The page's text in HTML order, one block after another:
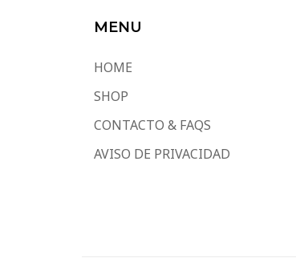
MENU
HOME
SHOP
CONTACTO & FAQS
AVISO DE PRIVACIDAD